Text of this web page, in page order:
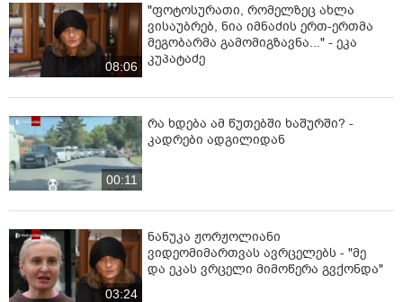
08:06
"ფოტოსურათი, რომელზეც ახლა
ვისაუბრებ, ნია იმნაძის ერთ-ერთმა
მეგობარმა გამომიგზავნა..." - ეკა
კუპატაძე
00:11
რა ხდება ამ წუთებში ხაშურში? -
კადრები ადგილიდან
03:24
ნანუკა ჟორჟოლიანი
ვიდეომიმართვას ავრცელებს - "მე
და ეკას ვრცელი მიმოწერა გვქონდა"